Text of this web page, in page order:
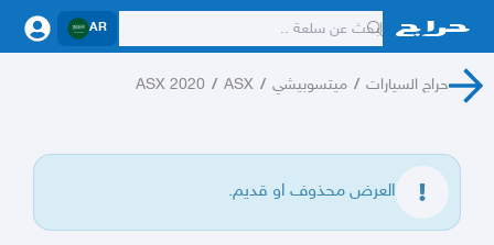
AR
حراج السيارات / ميتسوبيشي /
ASX
/
ASX 2020
العرض محذوف او قديم.